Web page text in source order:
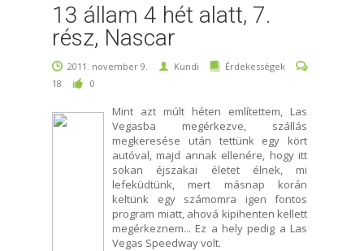
13 állam 4 hét alatt, 7.
rész, Nascar
2011. november 9. Kundi
Érdekességek
18
0
Mint azt múlt héten említettem, Las
Vegasba megérkezve, szállás
megkeresése után tettünk egy kört
autóval, majd annak ellenére, hogy itt
sokan éjszakai életet élnek, mi
lefeküdtünk, mert másnap korán
keltünk egy számomra igen fontos
program miatt, ahová kipihenten kellett
megérkeznem... Ez a hely pedig a Las
Vegas Speedway volt.